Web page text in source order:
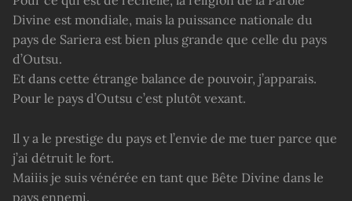
Divine est mondiale, mais la puissance nationale du
pays de Sariera est bien plus grande que celle du pays
d’Outsu.
Et dans cette étrange balance de pouvoir, j’apparais.
Pour le pays d’Outsu c’est plutôt vexant.
Il y a le prestige du pays et l’envie de me tuer parce que
j’ai détruit le fort.
Maiiis je suis vénérée en tant que Bête Divine dans le
pays ennemi.